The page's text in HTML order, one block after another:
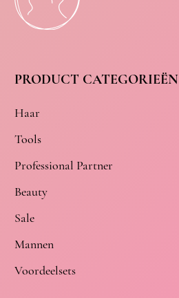
PRODUCT CATEGORIEËN
Haar
Tools
Professional Partner
Beauty
Sale
Mannen
Voordeelsets